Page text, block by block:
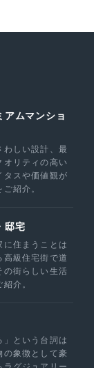
アムマンショ
わしい設計、最
オリティの高い
タスや価値観が
紹介。
邸宅
に住まうことは
高級住宅街で道
の街らしい生活
介。
」という台詞は
の象徴として豪